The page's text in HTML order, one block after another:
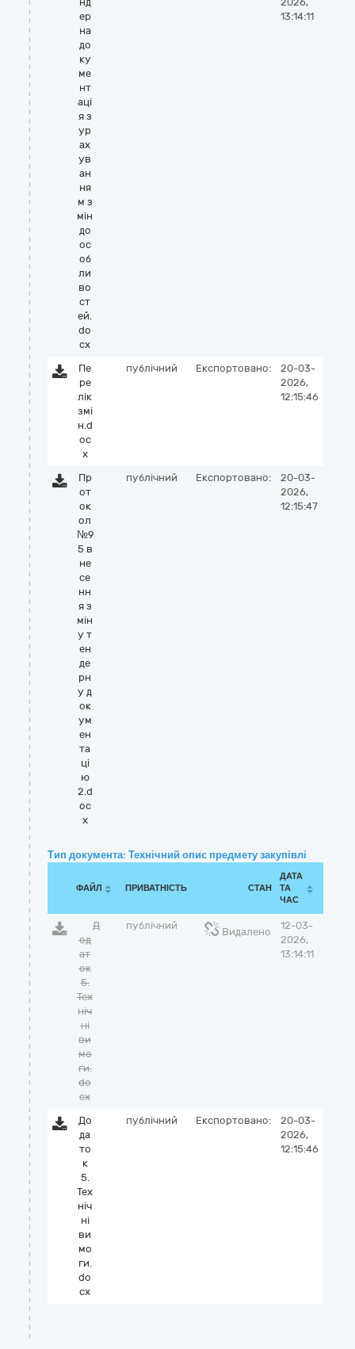
ер
на
до
ку
ме
нт
аці
я з
ур
ах
ув
ан
ня
м з
мін
до
ос
об
ли
во
ст
ей.
do
cx
13:14:11
Пе
ре
лік
змі
н.d
oc
x
публічний Експортовано:
20-03-
2026,
12:15:46
Пр
от
ок
ол
№9
5 в
не
се
нн
я з
мін
у т
ен
де
рн
у д
ок
ум
ен
та
ці
ю
2.d
oc
x
публічний Експортовано:
20-03-
2026,
12:15:47
Тип документа: Технічний опис предмету закупівлі
ФАЙЛ ПРИВАТНІСТЬ СТАН
ДАТА
ТА
ЧАС
Д
од
ат
ок
5.
Тех
ніч
ні
ви
мо
ги.
do
cx
публічний
Видалено
12-03-
2026,
13:14:11
До
да
то
к
5.
Тех
ніч
ні
ви
мо
ги.
do
cx
публічний Експортовано:
20-03-
2026,
12:15:46